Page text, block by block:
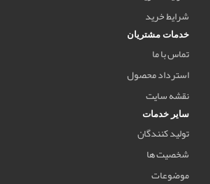
شرایط خرید
خدمات مشتریان
تماس با ما
استرداد محصول
نقشه سایت
سایر خدمات
تولید کنندگان
شخصیت ها
موضوعات